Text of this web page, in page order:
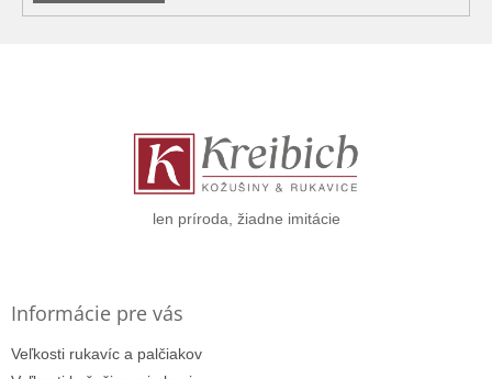
len príroda, žiadne imitácie
Informácie pre vás
Veľkosti rukavíc a palčiakov